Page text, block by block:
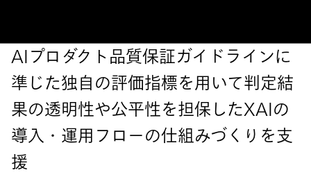
AIプロダクト品質保証ガイドラインに
準じた独自の評価指標を用いて判定結
果の透明性や公平性を担保したXAIの
導入・運用フローの仕組みづくりを支
援